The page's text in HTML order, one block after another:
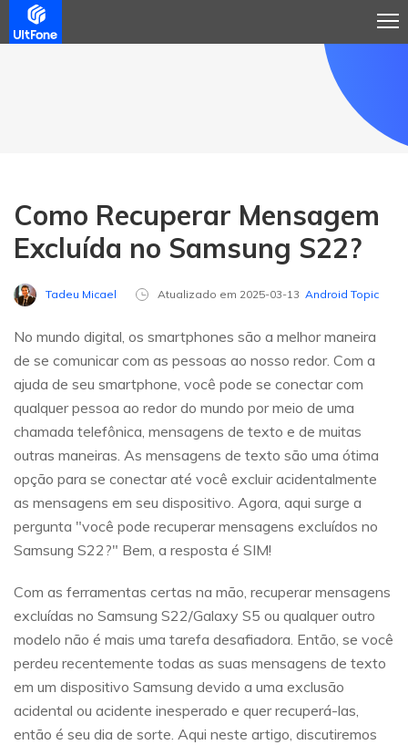
Como Recuperar Mensagem
Excluída no Samsung S22?
Tadeu Micael Atualizado em 2025-03-13 Android Topic
No mundo digital, os smartphones são a melhor maneira
de se comunicar com as pessoas ao nosso redor. Com a
ajuda de seu smartphone, você pode se conectar com
qualquer pessoa ao redor do mundo por meio de uma
chamada telefônica, mensagens de texto e de muitas
outras maneiras. As mensagens de texto são uma ótima
opção para se conectar até você excluir acidentalmente
as mensagens em seu dispositivo. Agora, aqui surge a
pergunta "você pode recuperar mensagens excluídos no
Samsung S22?" Bem, a resposta é SIM!
Com as ferramentas certas na mão, recuperar mensagens
excluídas no Samsung S22/Galaxy S5 ou qualquer outro
modelo não é mais uma tarefa desafiadora. Então, se você
perdeu recentemente todas as suas mensagens de texto
em um dispositivo Samsung devido a uma exclusão
acidental ou acidente inesperado e quer recuperá-las,
então é seu dia de sorte. Aqui neste artigo, discutiremos